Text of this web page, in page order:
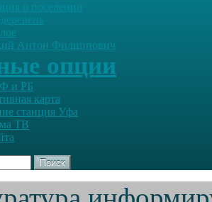
о поселении
Антон Филиппович
опции
и РБ
карта
станция Уфа
ТВ
Поиск